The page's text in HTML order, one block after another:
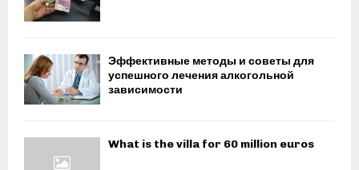
Эффективные методы и советы для
успешного лечения алкогольной
зависимости
What is the villa for 60 million euros